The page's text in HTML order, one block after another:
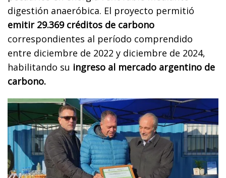
digestión anaeróbica. El proyecto permitió
emitir 29.369 créditos de carbono
correspondientes al período comprendido
entre diciembre de 2022 y diciembre de 2024,
habilitando su ingreso al mercado argentino de
carbono.